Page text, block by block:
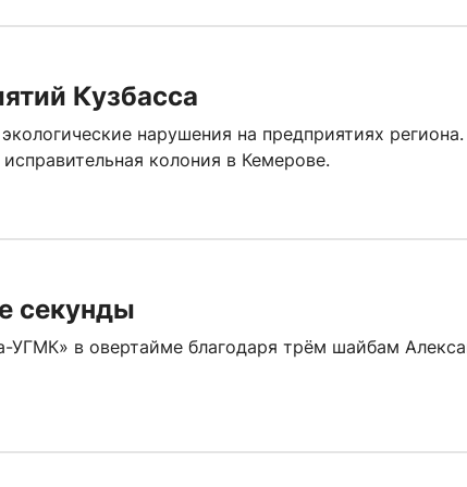
Кузбасса
нарушения на предприятиях
колония в Кемерове.
секунды
УГМК» в овертайме благодаря трём шайбам